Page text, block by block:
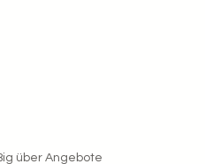
über Angebote